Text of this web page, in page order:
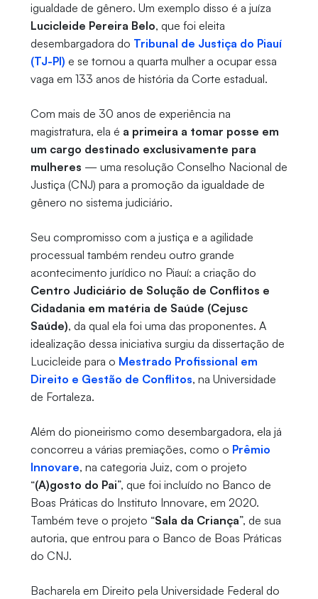
igualdade de gênero. Um exemplo disso é a juíza
Lucicleide Pereira Belo, que foi eleita
desembargadora do Tribunal de Justiça do Piauí
(TJ-PI) e se tornou a quarta mulher a ocupar essa
vaga em 133 anos de história da Corte estadual.
Com mais de 30 anos de experiência na
magistratura, ela é a primeira a tomar posse em
um cargo destinado exclusivamente para
mulheres — uma resolução Conselho Nacional de
Justiça (CNJ) para a promoção da igualdade de
gênero no sistema judiciário.
Seu compromisso com a justiça e a agilidade
processual também rendeu outro grande
acontecimento jurídico no Piauí: a criação do
Centro Judiciário de Solução de Conflitos e
Cidadania em matéria de Saúde (Cejusc
Saúde), da qual ela foi uma das proponentes. A
idealização dessa iniciativa surgiu da dissertação de
Lucicleide para o Mestrado Profissional em
Direito e Gestão de Conflitos, na Universidade
de Fortaleza.
Além do pioneirismo como desembargadora, ela já
concorreu a várias premiações, como o Prêmio
Innovare, na categoria Juiz, com o projeto
“(A)gosto do Pai”, que foi incluído no Banco de
Boas Práticas do Instituto Innovare, em 2020.
Também teve o projeto “Sala da Criança”, de sua
autoria, que entrou para o Banco de Boas Práticas
do CNJ.
Bacharela em Direito pela Universidade Federal do